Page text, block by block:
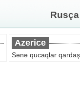
Azerice
Sənə qucaqlar qardaş